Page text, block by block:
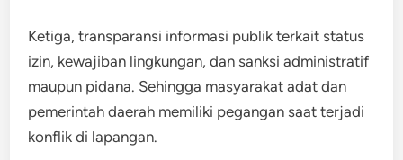
Ketiga, transparansi informasi publik terkait status
izin, kewajiban lingkungan, dan sanksi administratif
maupun pidana. Sehingga masyarakat adat dan
pemerintah daerah memiliki pegangan saat terjadi
konflik di lapangan.